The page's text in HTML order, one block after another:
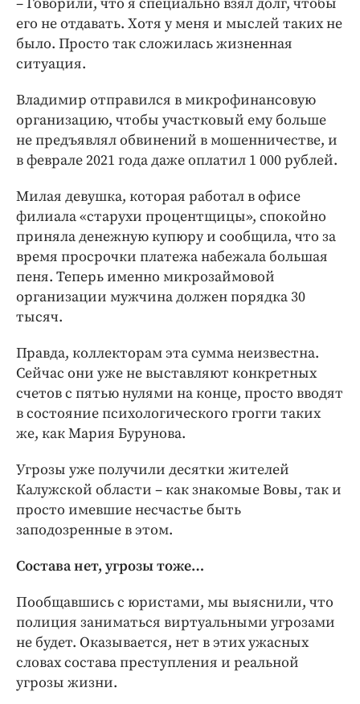
его не отдавать. Хотя у меня и мыслей таких не
было. Просто так сложилась жизненная
ситуация.
Владимир отправился в микрофинансовую
организацию, чтобы участковый ему больше
не предъявлял обвинений в мошенничестве, и
в феврале 2021 года даже оплатил 1 000 рублей.
Милая девушка, которая работал в офисе
филиала «старухи процентщицы», спокойно
приняла денежную купюру и сообщила, что за
время просрочки платежа набежала большая
пеня. Теперь именно микрозаймовой
организации мужчина должен порядка 30
тысяч.
Правда, коллекторам эта сумма неизвестна.
Сейчас они уже не выставляют конкретных
счетов с пятью нулями на конце, просто вводят
в состояние психологического грогги таких
же, как Мария Бурунова.
Угрозы уже получили десятки жителей
Калужской области – как знакомые Вовы, так и
просто имевшие несчастье быть
заподозренные в этом.
Состава нет, угрозы тоже…
Пообщавшись с юристами, мы выяснили, что
полиция заниматься виртуальными угрозами
не будет. Оказывается, нет в этих ужасных
словах состава преступления и реальной
угрозы жизни.